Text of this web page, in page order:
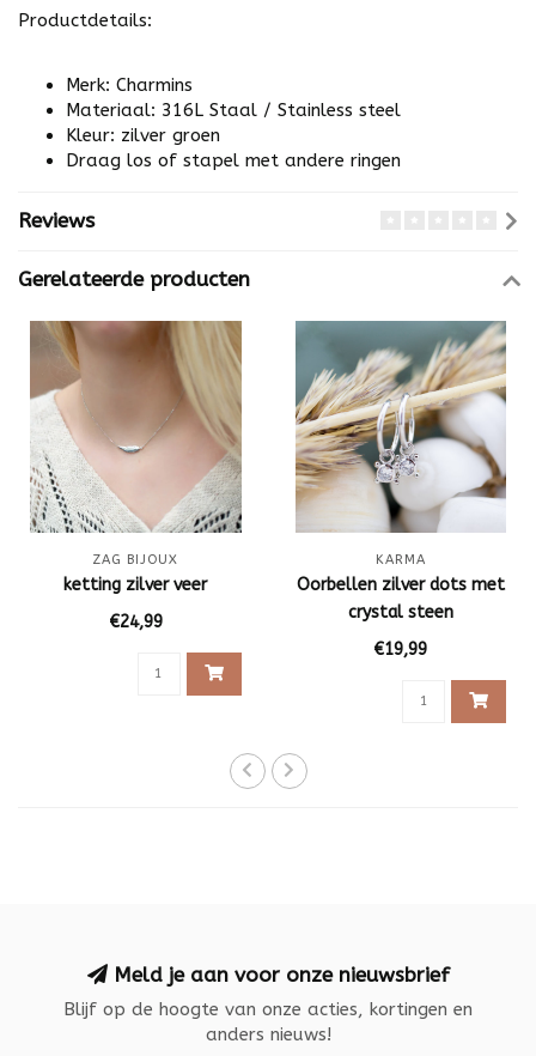
Productdetails:
Merk: Charmins
Materiaal: 316L Staal / Stainless steel
Kleur: zilver groen
Draag los of stapel met andere ringen
Reviews
Gerelateerde producten
ZAG BIJOUX
ketting zilver veer
€24,99
KARMA
Oorbellen zilver dots met
crystal steen
€19,99
Meld je aan voor onze nieuwsbrief
Blijf op de hoogte van onze acties, kortingen en
anders nieuws!